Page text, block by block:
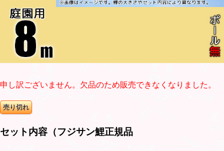
申し訳ございません。欠品のため販売できなくなりました。
売り切れ
セット内容（フジサン鯉正規品